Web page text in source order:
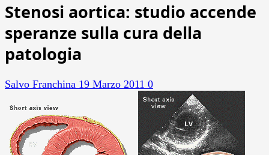
Stenosi aortica: studio accende
speranze sulla cura della
patologia
Salvo Franchina 19 Marzo 2011 0